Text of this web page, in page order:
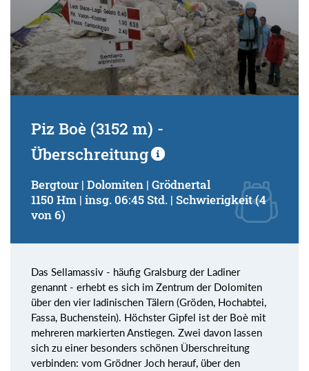
Piz Boè (3152 m) -
Überschreitung
Bergtour | Dolomiten | Grödnertal
1150 Hm | insg. 06:45 Std. | Schwierigkeit (4
von 6)
Das Sellamassiv - häufig Gralsburg der Ladiner
genannt - erhebt es sich im Zentrum der Dolomiten
über den vier ladinischen Tälern (Gröden, Hochabtei,
Fassa, Buchenstein). Höchster Gipfel ist der Boè mit
mehreren markierten Anstiegen. Zwei davon lassen
sich zu einer besonders schönen Überschreitung
verbinden: vom Grödner Joch herauf, über den